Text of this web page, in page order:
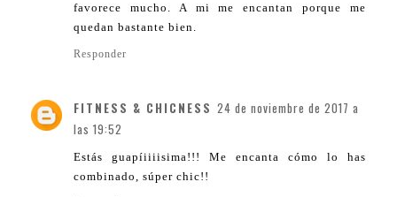
favorece mucho. A mi me encantan porque me
quedan bastante bien.
Responder
FITNESS & CHICNESS 24 de noviembre de 2017 a
las 19:52
Estás guapíiiiisima!!! Me encanta cómo lo has
combinado, súper chic!!